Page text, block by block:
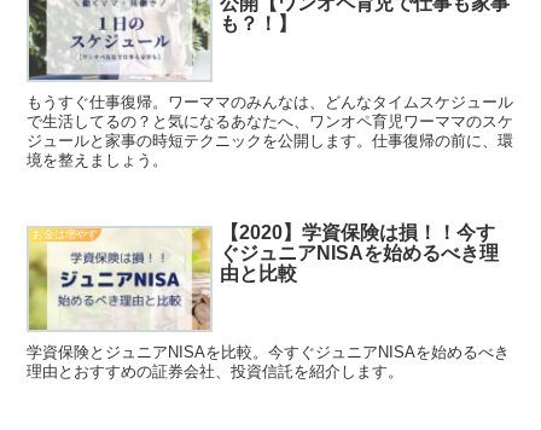
も？！】
もうすぐ仕事復帰。ワーママのみんなは、どんなタイムスケジュール
で生活してるの？と気になるあなたへ、ワンオペ育児ワーママのスケ
ジュールと家事の時短テクニックを公開します。仕事復帰の前に、環
境を整えましょう。
お金は増やす
【2020】学資保険は損！！今す
ぐジュニアNISAを始めるべき理
由と比較
学資保険とジュニアNISAを比較。今すぐジュニアNISAを始めるべき
理由とおすすめの証券会社、投資信託を紹介します。